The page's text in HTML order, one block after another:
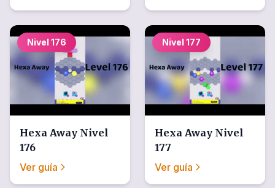
Nivel 176
Hexa Away Nivel
176
Ver guía
Nivel 177
Hexa Away Nivel
177
Ver guía